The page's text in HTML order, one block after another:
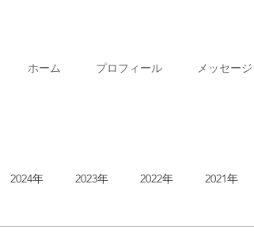
ホーム プロフィール メッセージ
2024年 2023年 2022年 2021年